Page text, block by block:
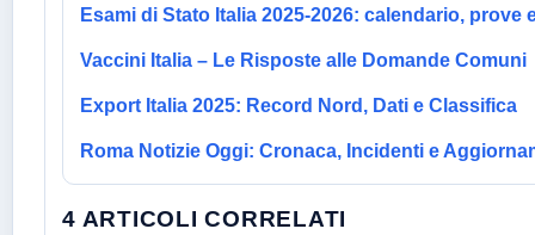
Esami di Stato Italia 2025-2026: calendario, prove
Vaccini Italia – Le Risposte alle Domande Comuni
Export Italia 2025: Record Nord, Dati e Classifica
Roma Notizie Oggi: Cronaca, Incidenti e
4 ARTICOLI CORRELATI